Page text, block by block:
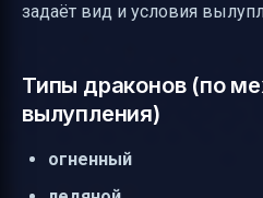
задаёт вид и условия
Типы драконов (по
вылупления)
огненный